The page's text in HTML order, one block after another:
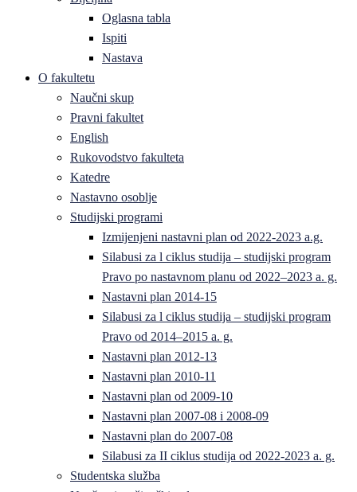
Oglasna tabla
Ispiti
Nastava
O fakultetu
Naučni skup
Pravni fakultet
English
Rukovodstvo fakulteta
Katedre
Nastavno osoblje
Studijski programi
Izmijenjeni nastavni plan od 2022-2023 a.g.
Silabusi za l ciklus studija – studijski program
Pravo po nastavnom planu od 2022–2023 a. g.
Nastavni plan 2014-15
Silabusi za l ciklus studija – studijski program
Pravo od 2014–2015 a. g.
Nastavni plan 2012-13
Nastavni plan 2010-11
Nastavni plan od 2009-10
Nastavni plan 2007-08 i 2008-09
Nastavni plan do 2007-08
Silabusi za II ciklus studija od 2022-2023 a. g.
Studentska služba